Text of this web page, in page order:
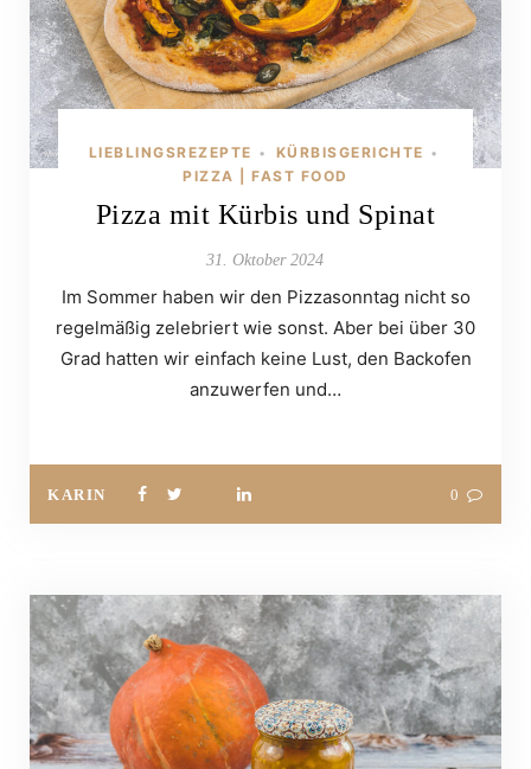
LIEBLINGSREZEPTE • KÜRBISGERICHTE •
PIZZA | FAST FOOD
Pizza mit Kürbis und Spinat
31. Oktober 2024
Im Sommer haben wir den Pizzasonntag nicht so
regelmäßig zelebriert wie sonst. Aber bei über 30
Grad hatten wir einfach keine Lust, den Backofen
anzuwerfen und…
KARIN 0